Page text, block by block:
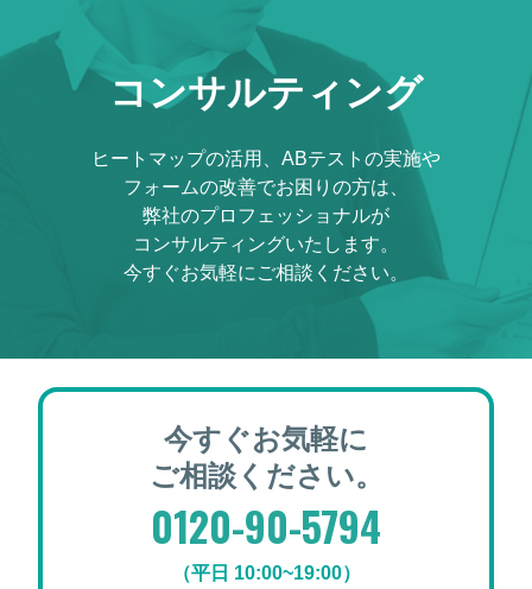
コンサルティング
ヒートマップの活用、ABテストの実施や
フォームの改善でお困りの方は、
弊社のプロフェッショナルが
コンサルティングいたします。
今すぐお気軽にご相談ください。
今すぐお気軽に
ご相談ください。
0120-90-5794
（平日 10:00~19:00）